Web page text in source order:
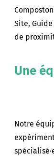
Site,
de
Une
Notre